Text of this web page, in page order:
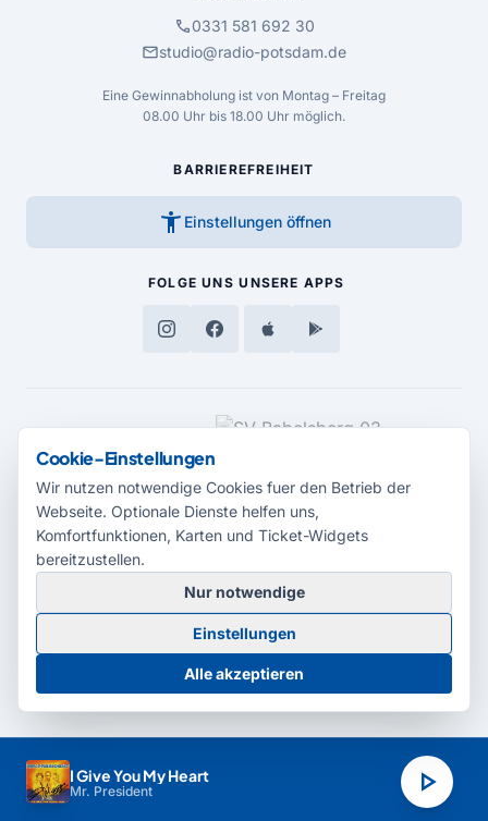
I Give You My Heart
Mr. President play_arrow
call0331 581 692 30
mailstudio@radio-potsdam.de
Eine Gewinnabholung ist von Montag – Freitag
08.00 Uhr bis 18.00 Uhr möglich.
BARRIEREFREIHEIT
accessibility_new Einstellungen öffnen
FOLGE UNS UNSERE APPS
MEDIENPARTNER
© 2026 Radio Potsdam. Webseite entwickelt durch dieMedienagentur
Babelsberg
BarrierefreiheitserklärungAGBDatenschutzImpressum
Cookie-Einstellungen
Cookie-Einstellungen
Wir nutzen notwendige Cookies fuer den Betrieb der
Webseite. Optionale Dienste helfen uns,
Komfortfunktionen, Karten und Ticket-Widgets
bereitzustellen.
Nur notwendige
Einstellungen
Alle akzeptieren